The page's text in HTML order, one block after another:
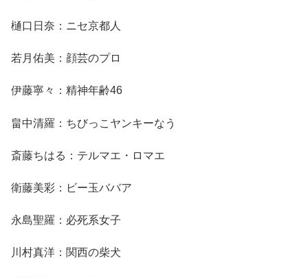
樋口日奈：ニセ京都人
若月佑美：顔芸のプロ
伊藤寧々：精神年齢46
畠中清羅：ちびっこヤンキーなう
斎藤ちはる：テルマエ・ロマエ
衛藤美彩：ビー玉ババア
永島聖羅：必死系女子
川村真洋：関西の柴犬